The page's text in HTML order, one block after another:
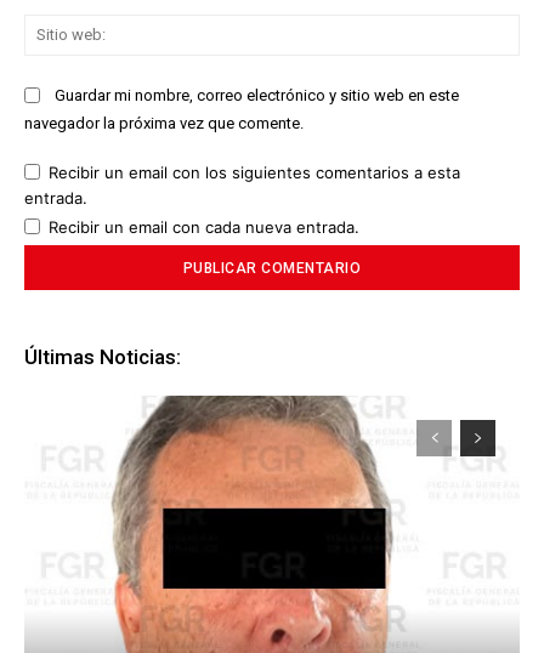
Guardar mi nombre, correo electrónico y sitio web en este
navegador la próxima vez que comente.
Recibir un email con los siguientes comentarios a esta
entrada.
Recibir un email con cada nueva entrada.
Últimas Noticias: